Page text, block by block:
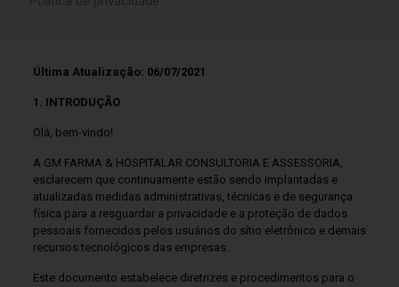
Última Atualização: 06/07/2021
1. INTRODUÇÃO
Olá, bem-vindo!
A GM FARMA & HOSPITALAR CONSULTORIA E ASSESSORIA,
esclarecem que continuamente estão sendo implantadas e
atualizadas medidas administrativas, técnicas e de segurança
física para a resguardar a privacidade e a proteção de dados
pessoais fornecidos pelos usuários do sítio eletrônico e demais
recursos tecnológicos das empresas.
Este documento estabelece diretrizes e procedimentos para o